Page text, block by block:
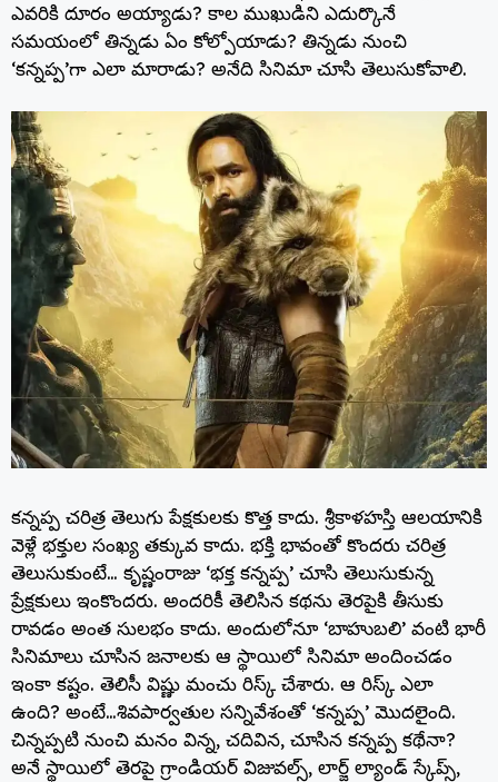
ఎవరికి దూరం అయ్యాడు? కాల ముఖుడిని ఎదుర్కొనే
సమయంలో తిన్నడు ఏం కోల్పోయాడు? తిన్నడు నుంచి
‘కన్నప్ప’గా ఎలా మారాడు? అనేది సినిమా చూసి తెలుసుకోవాలి.
కన్నప్ప చరిత్ర తెలుగు పేక్షకులకు కొత్త కాదు. శ్రీకాళహస్తి ఆలయానికి
వెళ్లే భక్తుల సంఖ్య తక్కువ కాదు. భక్తి భావంతో కొందరు చరిత్ర
తెలుసుకుంటే… కృష్ణంరాజు ‘భక్త కన్నప్ప’ చూసి తెలుసుకున్న
ప్రేక్షకులు ఇంకొందరు. అందరికీ తెలిసిన కథను తెరపైకి తీసుకు
రావడం అంత సులభం కాదు. అందులోనూ ‘బాహుబలి’ వంటి భారీ
సినిమాలు చూసిన జనాలకు ఆ స్థాయిలో సినిమా అందించడం
ఇంకా కష్టం. తెలిసీ విష్ణు మంచు రిస్క్ చేశారు. ఆ రిస్క్ ఎలా
ఉంది? అంటే…శివపార్వతుల సన్నివేశంతో ‘కన్నప్ప’ మొదలైంది.
చిన్నప్పటి నుంచి మనం విన్న, చదివిన, చూసిన కన్నప్ప కథేనా?
అనే స్థాయిలో తెరపై గ్రాండియర్ విజువల్స్, లార్జ్ ల్యాండ్ స్కేప్స్,